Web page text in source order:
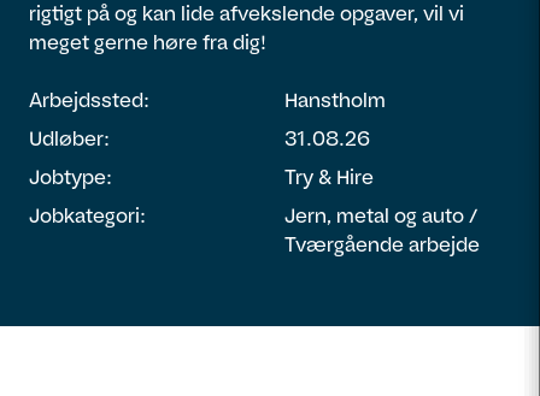
rigtigt på og kan lide afvekslende opgaver, vil vi
meget gerne høre fra dig!
Arbejdssted:
Hanstholm
Udløber:
31.08.26
Jobtype:
Try & Hire
Jobkategori:
Jern, metal og auto /
Tværgående arbejde